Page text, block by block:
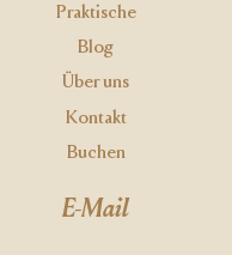
Praktische
Blog
Über uns
Kontakt
Buchen
E-Mail